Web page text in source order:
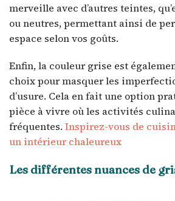
merveille avec d’autres teintes,
ou neutres, permettant ainsi de
espace selon vos goûts.
Enfin, la couleur grise est
choix pour masquer les
d’usure. Cela en fait une option
pièce à vivre où les activités
fréquentes. Inspirez-vous de
un intérieur chaleureux
Les différentes nuances de